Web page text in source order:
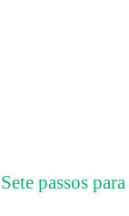
Sete passos